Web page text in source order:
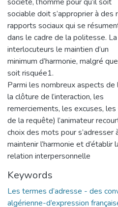
sociable doit s’approprier à
rapports sociaux qui se
dans le cadre de la politesse.
interlocuteurs le maintien d’un
minimum d’harmonie, malgré
soit risquée1.
Parmi les nombreux aspects
la clôture de l’interaction, les
remerciements, les excuses,
de la requête) l’animateur
choix des mots pour s’adresser
maintenir l’harmonie et d’établir
relation interpersonnelle
Keywords
Les termes d’adresse - des
algérienne-d’expression